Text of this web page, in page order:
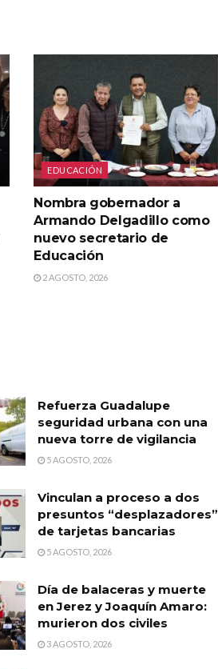
EDUCACIÓN
Nombra gobernador a
Armando Delgadillo como
nuevo secretario de
Educación
2 AGOSTO, 2026
Refuerza Guadalupe
seguridad urbana con una
nueva torre de vigilancia
5 AGOSTO, 2026
Vinculan a proceso a dos
presuntos “desplazadores”
de tarjetas bancarias
5 AGOSTO, 2026
Día de balaceras y muerte
en Jerez y Joaquín Amaro:
murieron dos civiles
3 AGOSTO, 2026